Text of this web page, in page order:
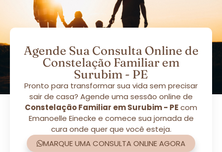
Agende Sua Consulta Online de
Constelação Familiar em
Surubim - PE
Pronto para transformar sua vida sem precisar
sair de casa? Agende uma sessão online de
Constelação Familiar em Surubim - PEcom
Emanoelle Einecke e comece sua jornada de
cura onde quer que você esteja.
MARQUE UMA CONSULTA ONLINE AGORA